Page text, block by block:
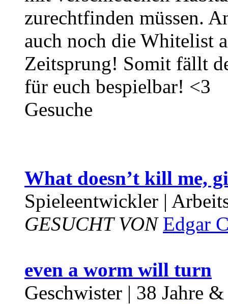
zurechtfinden müssen.
auch noch die Whitelist
Zeitsprung! Somit fällt
für euch bespielbar! <3
Gesuche
What doesn’t kill me,
Spieleentwickler |
GESUCHT VON Edgar
even a worm will turn
Geschwister | 38 Jahre